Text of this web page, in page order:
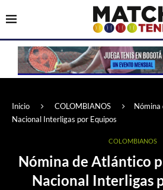
Inicio COLOMBIANOS
Nómina
Nacional Interligas por Equipos
COLOMBIANOS
Nómina de Atlántico
Nacional Interligas